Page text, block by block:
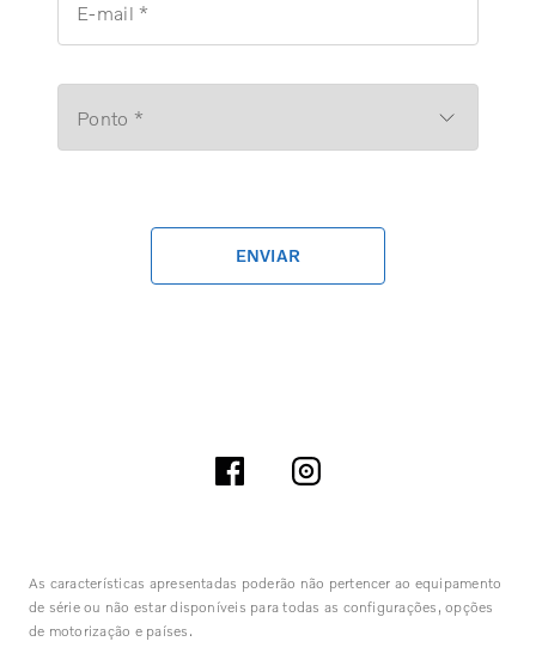
E-mail *
Ponto *
ENVIAR
As características apresentadas poderão não pertencer ao equipamento
de série ou não estar disponíveis para todas as configurações, opções
de motorização e países.